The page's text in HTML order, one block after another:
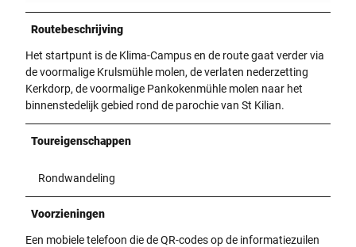
Routebeschrijving
Het startpunt is de Klima-Campus en de route gaat verder via
de voormalige Krulsmühle molen, de verlaten nederzetting
Kerkdorp, de voormalige Pankokenmühle molen naar het
binnenstedelijk gebied rond de parochie van St Kilian.
Toureigenschappen
Rondwandeling
Voorzieningen
Een mobiele telefoon die de QR-codes op de informatiezuilen